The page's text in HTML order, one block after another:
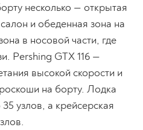
несколько — открытая
и обеденная зона на
в носовой части, где
Pershing GTX 116 —
высокой скорости и
на борту. Лодка
узлов, а крейсерская